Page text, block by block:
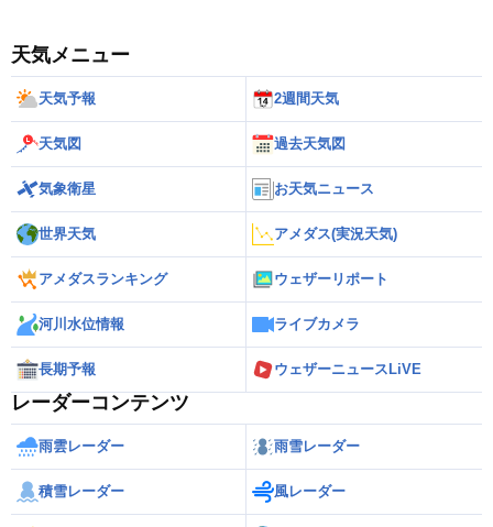
天気メニュー
天気予報 2週間天気
天気図 過去天気図
気象衛星 お天気ニュース
世界天気 アメダス(実況天気)
アメダスランキング ウェザーリポート
河川水位情報 ライブカメラ
長期予報 ウェザーニュースLiVE
レーダーコンテンツ
雨雲レーダー 雨雪レーダー
積雪レーダー 風レーダー